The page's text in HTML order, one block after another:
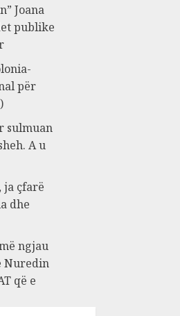
Joana
publike
për
sulmuan
A u
ja çfarë
dhe
ngjau
Nuredin
që e